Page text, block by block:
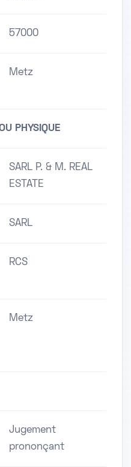
57000
Metz
PHYSIQUE
SARL P. & M. REAL
ESTATE
SARL
RCS
Metz
Jugement
prononçant